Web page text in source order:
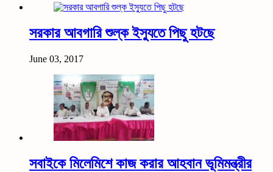
সরকার আবগারি শুল্ক ইস্যুতে পিছু হটছে
June 03, 2017
সবাইকে মিলেমিশে কাজ করার আহবান ভূমিমন্ত্রীর